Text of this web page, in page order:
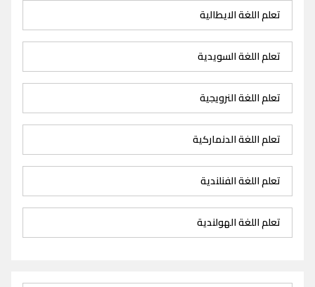
تعلم اللغة الايطالية
تعلم اللغة السويدية
تعلم اللغة النرويجية
تعلم اللغة الدنماركية
تعلم اللغة الفنلندية
تعلم اللغة الهولندية